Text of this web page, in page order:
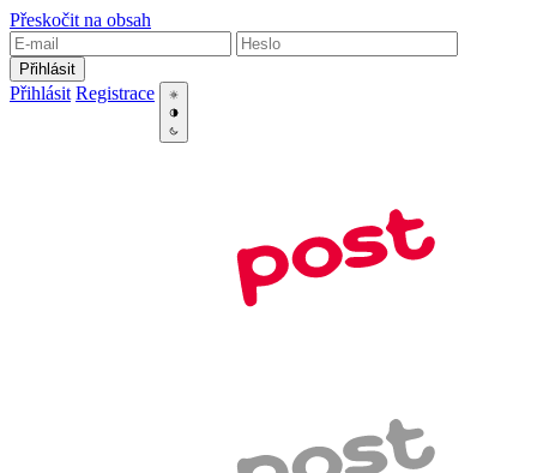
Přeskočit na obsah
Přihlásit
Přihlásit Registrace